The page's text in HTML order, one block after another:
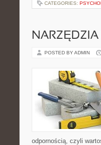
CATEGORIES:
POSTED BY ADMIN
odpornością, czyli